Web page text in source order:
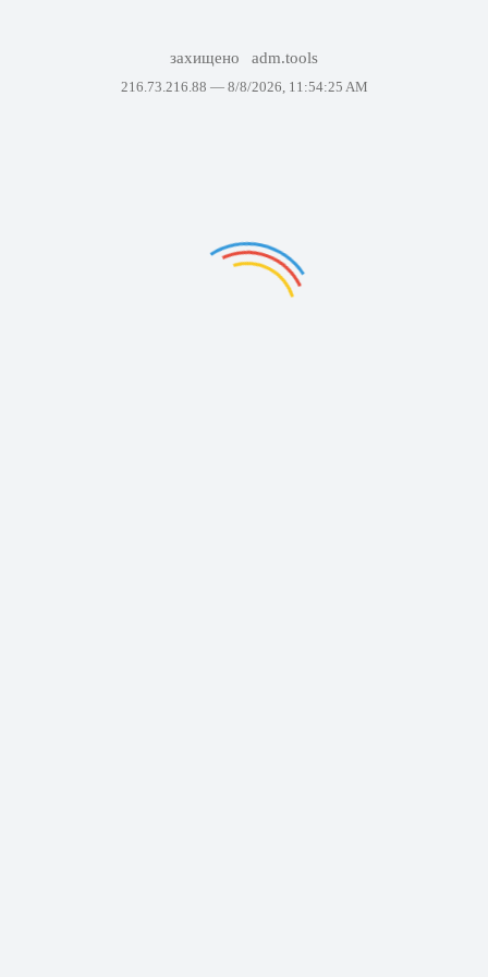
захищено adm.tools
216.73.216.88 — 8/8/2026, 11:54:25 AM